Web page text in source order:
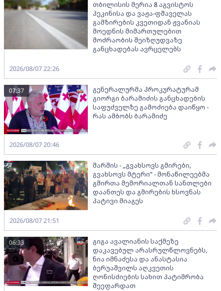
თბილისის მერია 8 აგვისტოს
პეკინისა და ვაჟა-ფშაველას
გამზირების კვეთიდან ჟვანიას
მოედნის მიმართულებით
მოძრაობის შეიზღუდვაზე
განცხადებას ავრცელებს
2026/08/07 22:26
გენერალურმა პროკურატურამ
გიორგი ბარამიძის განცხადების
საფუძველზე გამოძიება დაიწყო -
რას ამბობს ბარამიძე
07:37
2026/08/07 20:46
მარშის - „გვახსოვს გმირები,
გვახსოვს მტერი” - მონაწილეებმა
გმირთა მემორიალთან სანთლები
დაანთეს და გმირების ხსოვნას
პატივი მიაგეს
2026/08/07 21:51
გიგა ავალიანის საქმეზე
დაკავებულ არასრულწლოვნებს,
ნია იმნაძესა და ანასტასია
ბერუაშვილს აღკვეთის
ღონისძიების სახით პატიმრობა
შეეფარდათ
06:33